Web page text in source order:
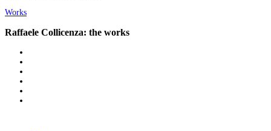
Works
Raffaele Collicenza: the works